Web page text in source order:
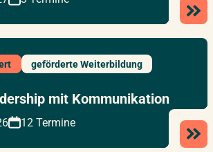
geförderte Weiterbildung
mit Kommunikation
12 Termine